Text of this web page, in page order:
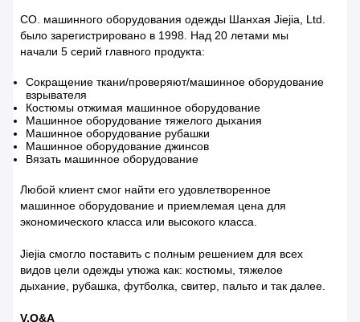
CO. машинного оборудования одежды Шанхая Jiejia, Ltd.
было зарегистрировано в 1998. Над 20 летами мы
начали 5 серий главного продукта:
Сокращение ткани/проверяют/машинное оборудование
взрывателя
Костюмы отжимая машинное оборудование
Машинное оборудование тяжелого дыхания
Машинное оборудование рубашки
Машинное оборудование джинсов
Вязать машинное оборудование
Любой клиент смог найти его удовлетворенное
машинное оборудование и приемлемая цена для
экономического класса или высокого класса.
Jiejia смогло поставить с полным решением для всех
видов цели одежды утюжа как: костюмы, тяжелое
дыхание, рубашка, футболка, свитер, пальто и так далее.
V.Q&A